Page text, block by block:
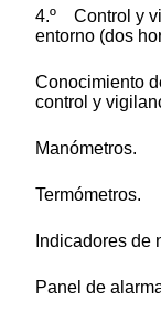
4.º Control y
entorno (dos
Conocimiento
control y
Manómetros.
Termómetros.
Indicadores de
Panel de